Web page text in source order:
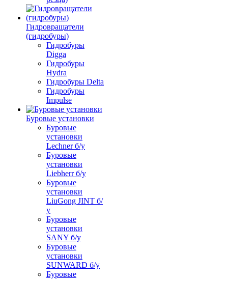
Гидровращатели
(гидробуры)
Гидробуры
Digga
Гидробуры
Hydra
Гидробуры Delta
Гидробуры
Impulse
Буровые установки
Буровые
установки
Lechner б/у
Буровые
установки
Liebherr б/у
Буровые
установки
LiuGong JINT б/
у
Буровые
установки
SANY б/у
Буровые
установки
SUNWARD б/у
Буровые